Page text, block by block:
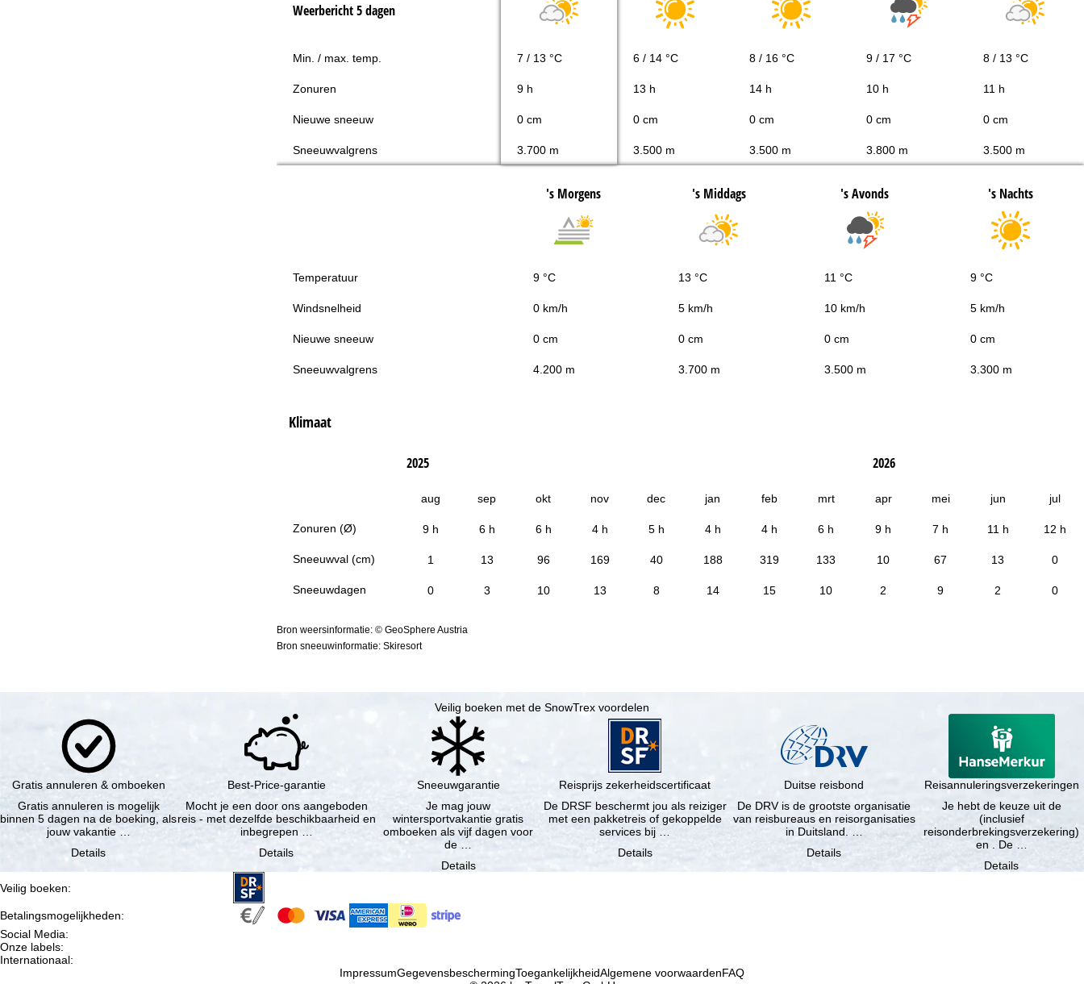
Weerbericht 5 dagen
Min. / max. temp. 7 / 13 °C 6 / 14 °C 8 / 16 °C 9 / 17 °C 8 / 13 °C
Zonuren 9 h 13 h 14 h 10 h 11 h
Nieuwe sneeuw 0 cm 0 cm 0 cm 0 cm 0 cm
Sneeuwvalgrens 3.700 m 3.500 m 3.500 m 3.800 m 3.500 m
's Morgens 's Middags 's Avonds 's Nachts
Temperatuur 9 °C 13 °C 11 °C 9 °C
Windsnelheid 0 km/h 5 km/h 10 km/h 5 km/h
Nieuwe sneeuw 0 cm 0 cm 0 cm 0 cm
Sneeuwvalgrens 4.200 m 3.700 m 3.500 m 3.300 m
Klimaat
Zonuren (Ø)
Sneeuwval (cm)
Sneeuwdagen
2025 2026
aug sep okt nov dec jan feb mrt apr mei jun jul
9 h 6 h 6 h 4 h 5 h 4 h 4 h 6 h 9 h 7 h 11 h 12 h
1 13 96 169 40 188 319 133 10 67 13 0
0 3 10 13 8 14 15 10 2 9 2 0
Bron weersinformatie: © GeoSphere Austria
Bron sneeuwinformatie: Skiresort
Veilig boeken met de SnowTrex voordelen
Gratis annuleren & omboeken
Gratis annuleren is mogelijk
binnen 5 dagen na de boeking, als
jouw vakantie …
Details
Best-Price-garantie
Mocht je een door ons aangeboden
reis - met dezelfde beschikbaarheid en
inbegrepen …
Details
Sneeuwgarantie
Je mag jouw
wintersportvakantie gratis
omboeken als vijf dagen voor
de …
Details
Reisprijs zekerheidscertificaat
De DRSF beschermt jou als reiziger
met een pakketreis of gekoppelde
services bij …
Details
Duitse reisbond
De DRV is de grootste organisatie
van reisbureaus en reisorganisaties
in Duitsland. …
Details
Reisannuleringsverzekeringen
Je hebt de keuze uit de
(inclusief
reisonderbrekingsverzekering)
en . De …
Details
Veilig boeken:
Betalingsmogelijkheden:
Social Media:
Onze labels:
Internationaal:
ImpressumGegevensbeschermingToegankelijkheidAlgemene voorwaardenFAQ